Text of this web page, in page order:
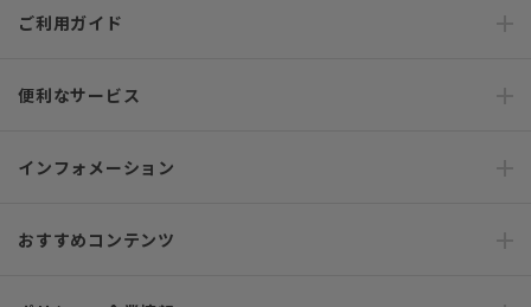
ご利用ガイド
便利なサービス
インフォメーション
おすすめコンテンツ